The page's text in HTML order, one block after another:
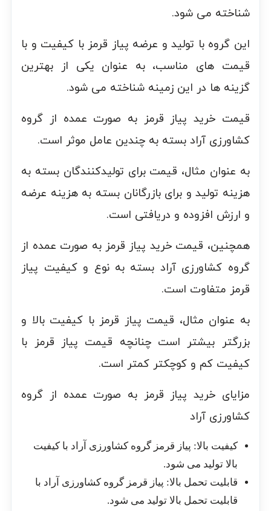
شناخته می شود.
این گروه با تولید و عرضه پیاز قرمز با کیفیت و با
قیمت های مناسب، به عنوان یکی از بهترین
گزینه ها در این زمینه شناخته می شود.
قیمت خرید پیاز قرمز به صورت عمده از گروه
کشاورزی آراد بسته به چندین عامل موثر است.
به عنوان مثال، قیمت برای تولیدکنندگان بسته به
هزینه تولید و برای بازرگانان بسته به هزینه عرضه
و ارزش افزوده و دریافتی است.
همچنین، قیمت خرید پیاز قرمز به صورت عمده از
گروه کشاورزی آراد بسته به نوع و کیفیت پیاز
قرمز متفاوت است.
به عنوان مثال، قیمت پیاز قرمز با کیفیت بالا و
بزرگتر بیشتر است چنانچه قیمت پیاز قرمز با
کیفیت کم و کوچکتر کمتر است.
مزایای خرید پیاز قرمز به صورت عمده از گروه
کشاورزی آراد
کیفیت بالا: پیاز قرمز گروه کشاورزی آراد با کیفیت
بالا تولید می شود.
قابلیت تحمل بالا: پیاز قرمز گروه کشاورزی آراد با
قابلیت تحمل بالا تولید می شود.